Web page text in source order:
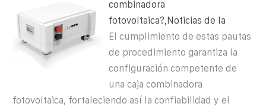
combinadora
fotovoltaica?,Noticias de la
El cumplimiento de estas pautas
de procedimiento garantiza la
configuración competente de
una caja combinadora
fotovoltaica, fortaleciendo así la confiabilidad y el